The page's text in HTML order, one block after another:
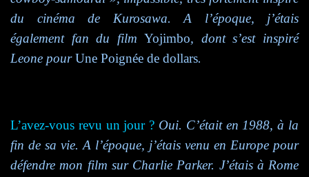
du cinéma de Kurosawa. A l’époque, j’étais
également fan du filmYojimbo, dont s’est inspiré
Leone pourUne Poignée de dollars.
L’avez-vous revu un jour ? Oui. C’était en 1988, à la
fin de sa vie. A l’époque, j’étais venu en Europe pour
défendre mon film sur Charlie Parker. J’étais à Rome